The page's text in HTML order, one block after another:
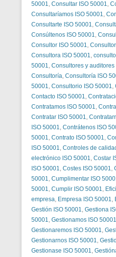
50001, Consultar ISO 50001,
Consultaríamos ISO 50001,
Consultarte ISO 50001,
Consúltenos ISO 50001,
Consultor ISO 50001,
Consultora ISO 50001,
50001, Consultores y
Consultoría, Consultoría ISO
50001, Consultorio ISO 50001,
Contacto ISO 50001,
Contratamos ISO 50001,
Contratar ISO 50001,
ISO 50001, Contrátenos ISO
50001, Contrato ISO 50001,
ISO 50001, Controles de
electrónico ISO 50001, Costar
ISO 50001, Costes ISO 50001,
50001, Cumplimentar ISO
50001, Cumplir ISO 50001,
empresa, Empresa ISO 50001,
Gestión ISO 50001, Gestiona
50001, Gestionamos ISO 50001
Gestionaremos ISO 50001,
Gestionarnos ISO 50001,
Gestionase ISO 50001,